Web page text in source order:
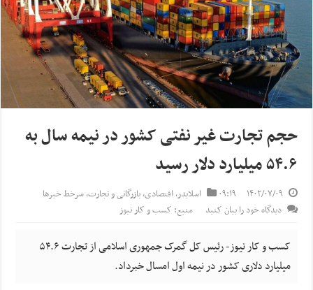
حجم تجارت غیر نفتی کشور در نیمه سال به
۵۴.۶ میلیارد دلار رسید
۱۴۰۲/۰۷/۰۹ ۰۹:۱۹ اسلایدر,اقتصادی,بازرگانی و تجارت,سرخط خبرها
دیدگاه خود را بیان کنید
منبع: کسب و کار نیوز
کسب و کار نیوز- رئیس کل گمرک جمهوری اسلامی از تجارت ۵۴.۶
میلیارد دلاری کشور در نیمه اول امسال خبرداد.